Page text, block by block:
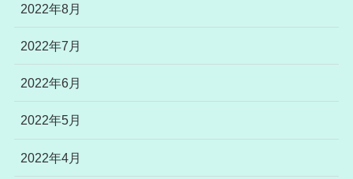
2022年8月
2022年7月
2022年6月
2022年5月
2022年4月